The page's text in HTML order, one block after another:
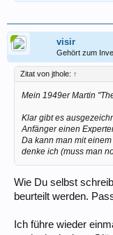
visir
Gehört zum
Zitat von jthole: ↑
Mein 1949er Martin
Klar gibt es
Anfänger einen
Da kann man mit
denke ich (muss man
Wie Du selbst
beurteilt werden.
Ich führe wieder